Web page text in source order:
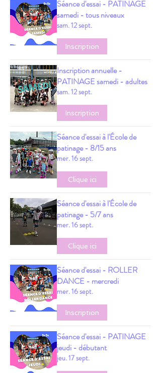
Séance d'essai - PATINAGE
samedi - tous niveaux
sam. 12 sept.
Inscription
Inscription annuelle -
PATINAGE samedi - adultes
sam. 12 sept.
Inscription
Séance d'essai à l'École de
patinage - 8/15 ans
mer. 16 sept.
Clique ici
Séance d'essai à l'École de
patinage - 5/7 ans
mer. 16 sept.
Clique ici
Séance d'essai - ROLLER
DANCE - mercredi
mer. 16 sept.
Inscription
Séance d'essai - PATINAGE
jeudi - débutant
jeu. 17 sept.